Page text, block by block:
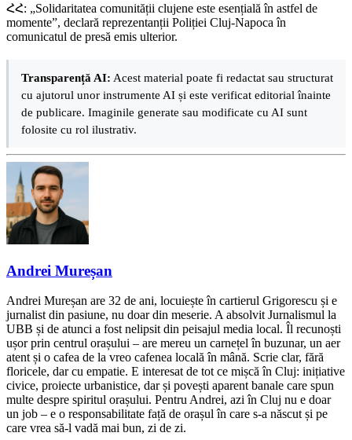
ՀՀ: „Solidaritatea comunității clujene este esențială în astfel de
momente”, declară reprezentanții Poliției Cluj-Napoca în
comunicatul de presă emis ulterior.
Transparență AI: Acest material poate fi redactat sau structurat
cu ajutorul unor instrumente AI și este verificat editorial înainte
de publicare. Imaginile generate sau modificate cu AI sunt
folosite cu rol ilustrativ.
Andrei Mureșan
Andrei Mureșan are 32 de ani, locuiește în cartierul Grigorescu și e
jurnalist din pasiune, nu doar din meserie. A absolvit Jurnalismul la
UBB și de atunci a fost nelipsit din peisajul media local. Îl recunoști
ușor prin centrul orașului – are mereu un carnețel în buzunar, un aer
atent și o cafea de la vreo cafenea locală în mână. Scrie clar, fără
floricele, dar cu empatie. E interesat de tot ce mișcă în Cluj: inițiative
civice, proiecte urbanistice, dar și povești aparent banale care spun
multe despre spiritul orașului. Pentru Andrei, azi în Cluj nu e doar
un job – e o responsabilitate față de orașul în care s-a născut și pe
care vrea să-l vadă mai bun, zi de zi.